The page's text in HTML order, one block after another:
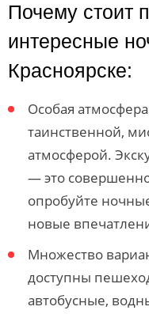
Почему стоит
интересные
Красноярске:
Особая
таинственной,
атмосферой.
— это
опробуйте
новые
Множество
доступны
автобусные,